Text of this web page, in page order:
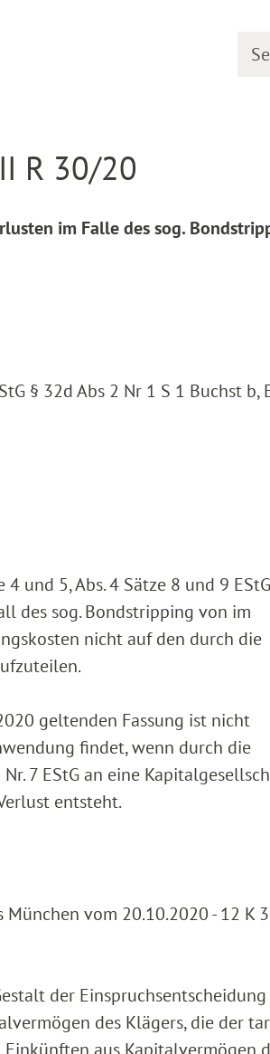
R 30/20
im Falle des sog.
§ 32d Abs 2 Nr 1 S 1 Buchst b,
und 5, Abs. 4 Sätze 8 und 9
des sog. Bondstripping von im
nicht auf den durch die
geltenden Fassung ist nicht
findet, wenn durch die
7 EStG an eine
entsteht.
vom 20.10.2020 - 12 K
der
des Klägers, die der
aus Kapitalvermögen